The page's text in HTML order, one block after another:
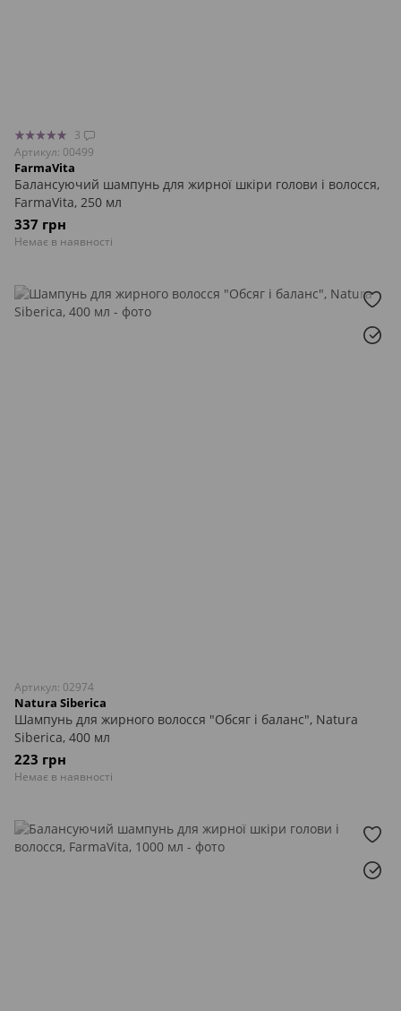
3
Артикул: 00499
FarmaVita
Балансуючий шампунь для жирної шкіри голови і волосся,
FarmaVita, 250 мл
337 грн
Немає в наявності
Артикул: 02974
Natura Siberica
Шампунь для жирного волосся "Обсяг і баланс", Natura
Siberica, 400 мл
223 грн
Немає в наявності